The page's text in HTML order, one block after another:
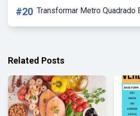
#20 Transformar Metro Quadrado
Related Posts